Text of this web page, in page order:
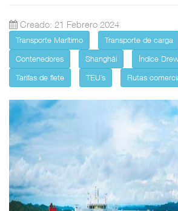
Creado: 21 Febrero 2024
Transporte Marítimo Transporte de carga
Contenedores
Shanghái
Índice
Tarifas de flete
TEU´s Rutas